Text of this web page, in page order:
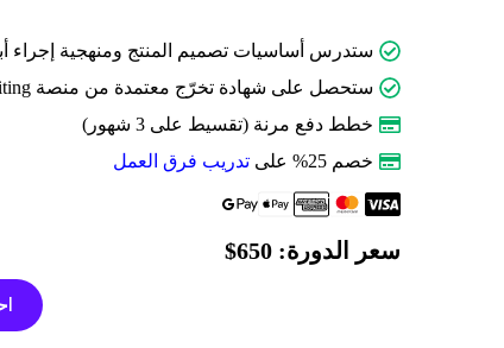
ستدرس أساسيات تصميم المنتج ومنهجية إجراء
ستحصل على شهادة تخرّج معتمدة من منصة UX Writing بالعربية.
خطط دفع مرنة (تقسيط على 3 شهور)
خصم 25% على
تدريب فرق العمل
سعر الدورة: 650$